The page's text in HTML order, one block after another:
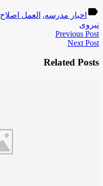
label اخبار مدرسه, العمل اصلاح
نیروی
Previous Post
Next Post
Related Posts